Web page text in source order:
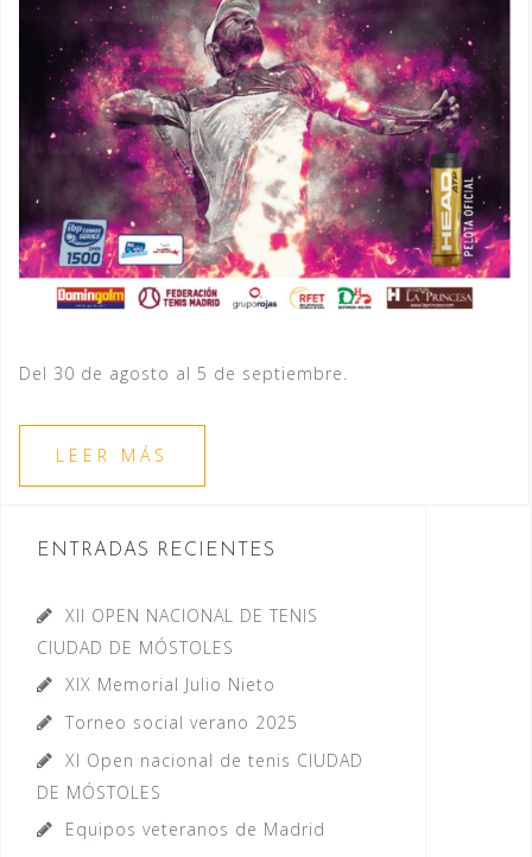
Del 30 de agosto al 5 de septiembre.
LEER MÁS
ENTRADAS RECIENTES
XII OPEN NACIONAL DE TENIS
CIUDAD DE MÓSTOLES
XIX Memorial Julio Nieto
Torneo social verano 2025
XI Open nacional de tenis CIUDAD
DE MÓSTOLES
Equipos veteranos de Madrid